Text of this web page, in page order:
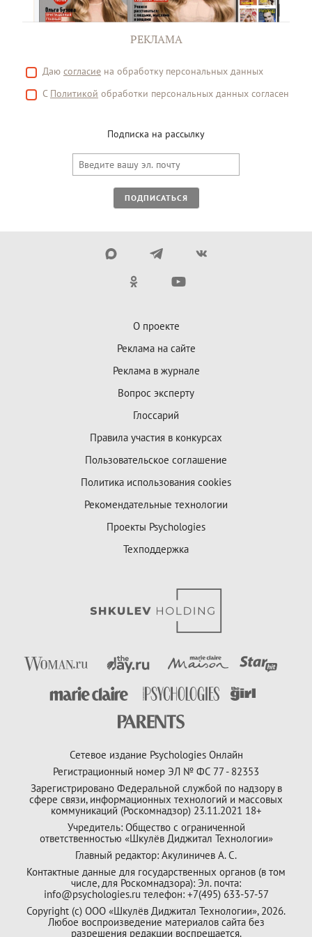
РЕКЛАМА
Даю согласие на обработку персональных данных
С Политикой обработки персональных данных согласен
Подписка на рассылку
ПОДПИСАТЬСЯ
О проекте
Реклама на сайте
Реклама в журнале
Вопрос эксперту
Глоссарий
Правила участия в конкурсах
Пользовательское соглашение
Политика использования cookies
Рекомендательные технологии
Проекты Psychologies
Техподдержка
Сетевое издание Psychologies Онлайн
Регистрационный номер ЭЛ № ФС 77 - 82353
Зарегистрировано Федеральной службой по надзору в
сфере связи, информационных технологий и массовых
коммуникаций (Роскомнадзор) 23.11.2021 18+
Учредитель: Общество с ограниченной
ответственностью «Шкулёв Диджитал Технологии»
Главный редактор: Акулиничев А. С.
Контактные данные для государственных органов (в том
числе, для Роскомнадзора): Эл. почта:
info@psychologies.ru телефон: +7(495) 633-57-57
Copyright (с) ООО «Шкулёв Диджитал Технологии», 2026.
Любое воспроизведение материалов сайта без
разрешения редакции воспрещается.